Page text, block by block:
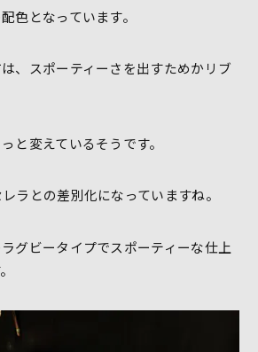
色となっています。
、スポーティーさを出すためかリブ
と変えているそうです。
ラとの差別化になっていますね。
グビータイプでスポーティーな仕上